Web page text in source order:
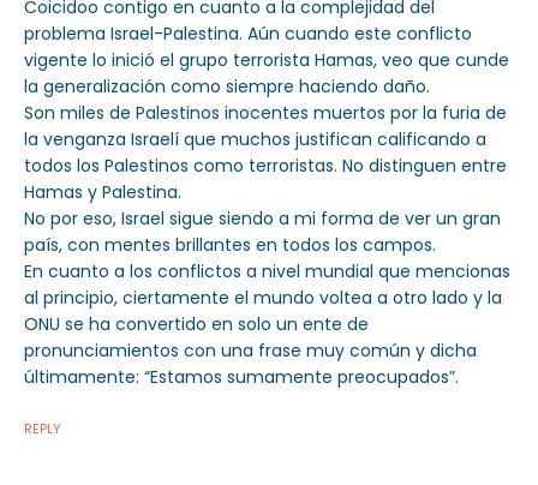
Coicidoo contigo en cuanto a la complejidad del
problema Israel-Palestina. Aún cuando este conflicto
vigente lo inició el grupo terrorista Hamas, veo que cunde
la generalización como siempre haciendo daño.
Son miles de Palestinos inocentes muertos por la furia de
la venganza Israelí que muchos justifican calificando a
todos los Palestinos como terroristas. No distinguen entre
Hamas y Palestina.
No por eso, Israel sigue siendo a mi forma de ver un gran
país, con mentes brillantes en todos los campos.
En cuanto a los conflictos a nivel mundial que mencionas
al principio, ciertamente el mundo voltea a otro lado y la
ONU se ha convertido en solo un ente de
pronunciamientos con una frase muy común y dicha
últimamente: “Estamos sumamente preocupados”.
REPLY